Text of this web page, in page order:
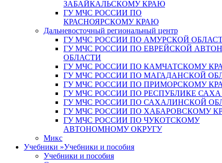
ЗАБАЙКАЛЬСКОМУ КРАЮ
ГУ МЧС РОССИИ ПО
КРАСНОЯРСКОМУ КРАЮ
Дальневосточный региональный центр
ГУ МЧС РОССИИ ПО АМУРСКОЙ
ГУ МЧС РОССИИ ПО ЕВРЕЙСКОЙ
ОБЛАСТИ
ГУ МЧС РОССИИ ПО КАМЧАТСКОМУ
ГУ МЧС РОССИИ ПО МАГАДАНСКОЙ
ГУ МЧС РОССИИ ПО ПРИМОРСКОМУ
ГУ МЧС РОССИИ ПО РЕСПУБЛИКЕ
ГУ МЧС РОССИИ ПО САХАЛИНСКОЙ
ГУ МЧС РОССИИ ПО ХАБАРОВСКОМУ
ГУ МЧС РОССИИ ПО ЧУКОТСКОМУ
АВТОНОМНОМУ ОКРУГУ
Микс
Учебники »Учебники и пособия
Учебники и пособия